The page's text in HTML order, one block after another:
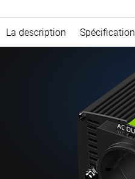
La description Spécification